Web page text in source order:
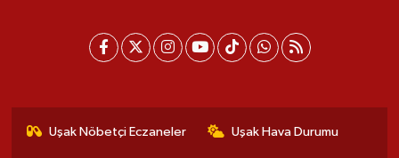
Uşak Nöbetçi Eczaneler Uşak Hava Durumu